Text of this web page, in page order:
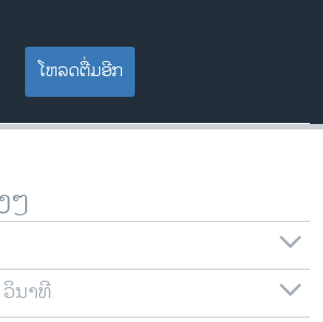
ໂຫລດຕື່ມອີກ
ໆ
ນາທີ